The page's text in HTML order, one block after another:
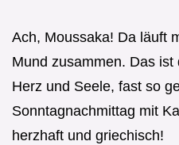
Ach, Moussaka! Da läuft
Mund zusammen. Das
Herz und Seele, fast so
Sonntagnachmittag mit
herzhaft und griechisch!